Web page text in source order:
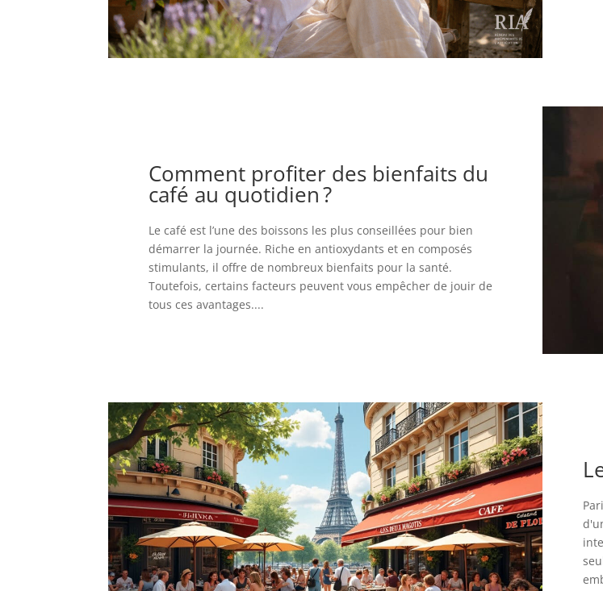
Comment profiter des bienfaits du
café au quotidien ?
Le café est l’une des boissons les plus conseillées pour bien
démarrer la journée. Riche en antioxydants et en composés
stimulants, il offre de nombreux bienfaits pour la santé.
Toutefois, certains facteurs peuvent vous empêcher de jouir de
tous ces avantages....